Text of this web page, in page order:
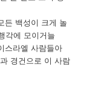
든 백성이 크게 놀
각에 모이거늘
스라엘 사람들아
경건으로 이 사람